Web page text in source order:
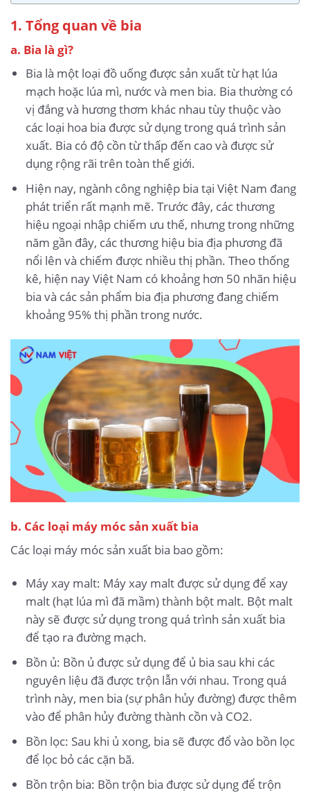
1. Tổng quan về bia
a. Bia là gì?
Bia là một loại đồ uống được sản xuất từ hạt lúa
mạch hoặc lúa mì, nước và men bia. Bia thường có
vị đắng và hương thơm khác nhau tùy thuộc vào
các loại hoa bia được sử dụng trong quá trình sản
xuất. Bia có độ cồn từ thấp đến cao và được sử
dụng rộng rãi trên toàn thế giới.
Hiện nay, ngành công nghiệp bia tại Việt Nam đang
phát triển rất mạnh mẽ. Trước đây, các thương
hiệu ngoại nhập chiếm ưu thế, nhưng trong những
năm gần đây, các thương hiệu bia địa phương đã
nổi lên và chiếm được nhiều thị phần. Theo thống
kê, hiện nay Việt Nam có khoảng hơn 50 nhãn hiệu
bia và các sản phẩm bia địa phương đang chiếm
khoảng 95% thị phần trong nước.
b. Các loại máy móc sản xuất bia
Các loại máy móc sản xuất bia bao gồm:
Máy xay malt: Máy xay malt được sử dụng để xay
malt (hạt lúa mì đã mầm) thành bột malt. Bột malt
này sẽ được sử dụng trong quá trình sản xuất bia
để tạo ra đường mạch.
Bồn ủ: Bồn ủ được sử dụng để ủ bia sau khi các
nguyên liệu đã được trộn lẫn với nhau. Trong quá
trình này, men bia (sự phân hủy đường) được thêm
vào để phân hủy đường thành cồn và CO2.
Bồn lọc: Sau khi ủ xong, bia sẽ được đổ vào bồn lọc
để lọc bỏ các cặn bã.
Bồn trộn bia: Bồn trộn bia được sử dụng để trộn